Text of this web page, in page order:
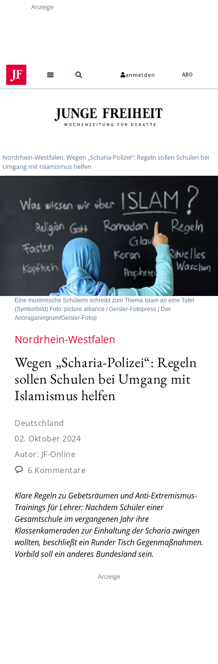
Anzeige
anmelden ABO
Nordrhein-Westfalen: Wegen „Scharia-Polizei“: Regeln sollen Schulen bei
Umgang mit Islamismus helfen
Eine muslimische Schülerin schreibt zum Thema Islam an eine Tafel
(Symbolbild) Foto: picture alliance / Geisler-Fotopress | Dwi
Anoraganingrum/Geisler-Fotop
Nordrhein-Westfalen
Wegen „Scharia-Polizei“: Regeln
sollen Schulen bei Umgang mit
Islamismus helfen
Deutschland
02. Oktober 2024
Autor: JF-Online
6 Kommentare
Klare Regeln zu Gebetsräumen und Anti-Extremismus-
Trainings für Lehrer: Nachdem Schüler einer
Gesamtschule im vergangenen Jahr ihre
Klassenkameraden zur Einhaltung der Scharia zwingen
wollten, beschließt ein Runder Tisch Gegenmaßnahmen.
Vorbild soll ein anderes Bundesland sein.
Anzeige